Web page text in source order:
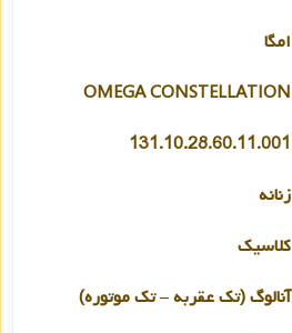
امگا
OMEGA CONSTELLATION
131.10.28.60.11.001
زنانه
کلاسیک
آنالوگ (تک عقربه – تک موتوره)